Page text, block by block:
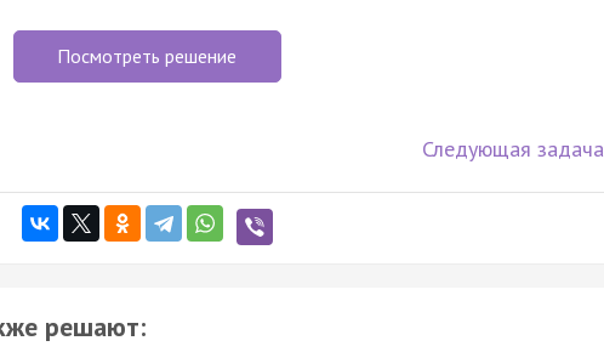
Посмотреть решение
Следующая задача
решают: